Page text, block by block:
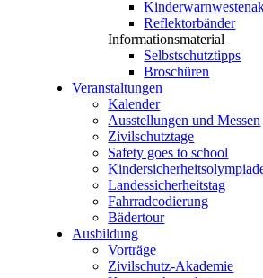
Reflektorbänder
Informationsmaterial
Selbstschutztipps
Broschüren
Veranstaltungen
Kalender
Ausstellungen und Messen
Zivilschutztage
Safety goes to school
Landessicherheitstag
Fahrradcodierung
Bädertour
Ausbildung
Vorträge
Zivilschutz-Akademie